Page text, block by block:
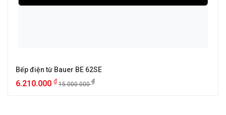
Bếp điện từ Bauer BE 62SE
6.210.000 ₫ 15.000.000₫